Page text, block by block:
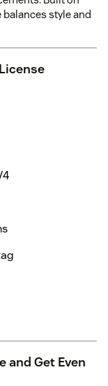
balances style and
and Get Even